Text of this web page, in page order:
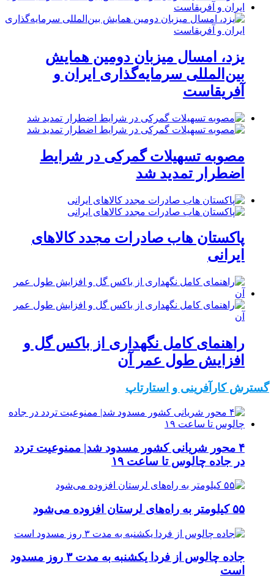
یزد، امسال میزبان دومین همایش
بین‌المللی سرمایه‌گذاری ایران و
آفریقاست
مصوبه تسهیلات گمرکی در شرایط
اضطرار تمدید شد
پاکستان هاب صادرات مجدد کالاهای
ایرانی
راهنمای کامل نگهداری از باکس گل و
افزایش طول عمر آن
گسترش کارآفرینی و استارتاپ
۴ محور شریانی کشور مسدود شد| ممنوعیت تردد
در جاده چالوس تا ساعت ۱۹
۵۵ کیلومتر به راه‌های لرستان افزوده می‌شود
جاده چالوس از فردا یکشنبه به مدت ۳ روز مسدود
است